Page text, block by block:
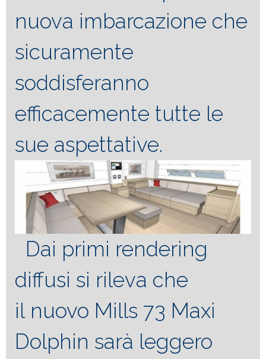
nuova imbarcazione che
sicuramente
soddisferanno
efficacemente tutte le
sue aspettative.
Dai primi rendering
diffusi si rileva che
il nuovo Mills 73 Maxi
Dolphin sarà leggero